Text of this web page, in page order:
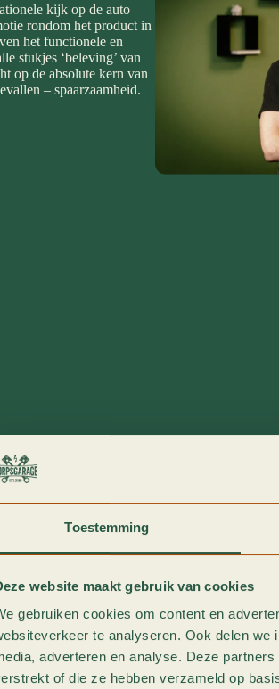
Toestemming
website maakt gebruik van cookies
gebruiken cookies om content en
te analyseren. Ook delen
adverteren en analyse. Deze
of die ze hebben verzameld op
kijk op de auto
rondom het product in
het functionele en
stukjes ‘beleving’ van
op de absolute kern van
– spaarzaamheid.